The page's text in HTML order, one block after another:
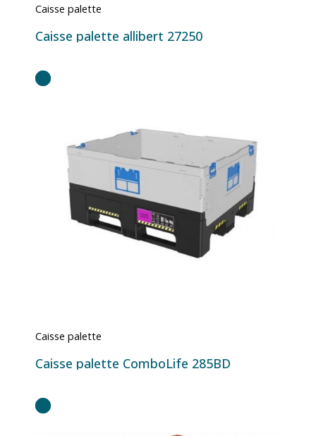
Caisse palette
Caisse palette allibert 27250
Caisse palette
Caisse palette ComboLife 285BD